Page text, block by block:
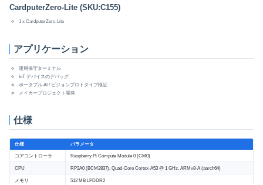
CardputerZero-Lite (SKU:C155)
1 x CardputerZero-Lite
アプリケーション
運用保守ターミナル
IoT デバイスのデバッグ
ポータブル AI / ビジョンプロトタイプ検証
メイカープロジェクト開発
仕様
仕様 パラメータ
コアコントローラ Raspberry Pi Compute Module 0 (CM0)
CPU RP3A0 (BCM2837), Quad-Core Cortex-A53 @ 1 GHz, ARMv8-A (aarch64)
メモリ 512 MB LPDDR2